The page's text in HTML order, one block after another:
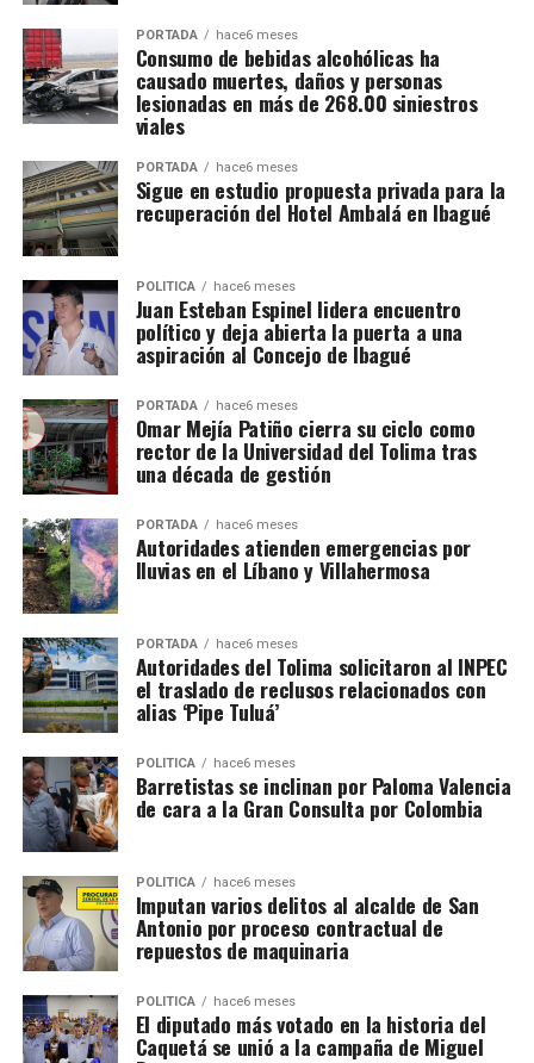
PORTADA hace6 meses
Consumo de bebidas alcohólicas ha
causado muertes, daños y personas
lesionadas en más de 268.00 siniestros
viales
PORTADA hace6 meses
Sigue en estudio propuesta privada para la
recuperación del Hotel Ambalá en Ibagué
POLÍTICA hace6 meses
Juan Esteban Espinel lidera encuentro
político y deja abierta la puerta a una
aspiración al Concejo de Ibagué
PORTADA hace6 meses
Omar Mejía Patiño cierra su ciclo como
rector de la Universidad del Tolima tras
una década de gestión
PORTADA hace6 meses
Autoridades atienden emergencias por
lluvias en el Líbano y Villahermosa
PORTADA hace6 meses
Autoridades del Tolima solicitaron al INPEC
el traslado de reclusos relacionados con
alias ‘Pipe Tuluá’
POLÍTICA hace6 meses
Barretistas se inclinan por Paloma Valencia
de cara a la Gran Consulta por Colombia
POLÍTICA hace6 meses
Imputan varios delitos al alcalde de San
Antonio por proceso contractual de
repuestos de maquinaria
POLÍTICA hace6 meses
El diputado más votado en la historia del
Caquetá se unió a la campaña de Miguel